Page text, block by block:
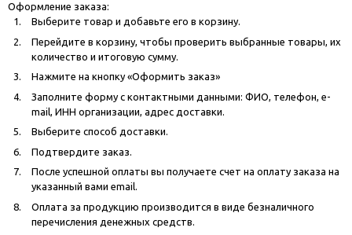
Оформление заказа:
Выберите товар и добавьте его в корзину.
Перейдите в корзину, чтобы проверить выбранные товары, их
количество и итоговую сумму.
Нажмите на кнопку «Оформить заказ»
Заполните форму с контактными данными: ФИО, телефон, e-
mail, ИНН организации, адрес доставки.
Выберите способ доставки.
Подтвердите заказ.
После успешной оплаты вы получаете счет на оплату заказа на
указанный вами email.
Оплата за продукцию производится в виде безналичного
перечисления денежных средств.